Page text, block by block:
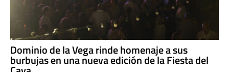
Dominio de la Vega rinde homenaje a sus
burbujas en una nueva edición de la Fiesta del